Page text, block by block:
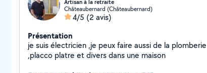
Artisan à la retraite
Châteaubernard (Châteaubernard)
4/5 (2 avis)
Présentation
je suis électricien ,je peux faire aussi de la plomberie
,placco platre et divers dans une maison